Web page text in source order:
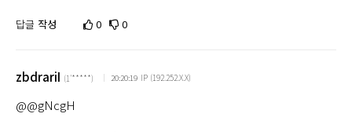
답글 작성 0 0
zbdrariI (1'*****) 20:20:19 IP (192.252.X.X)
@@gNcgH